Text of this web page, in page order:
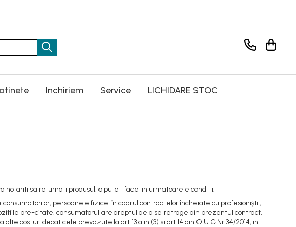
Inchiriem Service LICHIDARE STOC
hotariti sa returnati produsul, o puteti face in urmatoarele conditii:
persoanele fizice în cadrul contractelor încheiate cu profesioniştii,
pre-citate, consumatorul are dreptul de a se retrage din prezentul contract,
costuri decat cele prevazute la art.13 alin.(3) si art.14 din O.U.G Nr.34/2014, in